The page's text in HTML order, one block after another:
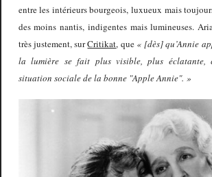
entre les intérieurs bourgeois, luxueux mais
des moins nantis, indigentes mais lumineuses.
très justement, surCritikat, que « [dès] qu’Annie
la lumière se fait plus visible, plus éclatante,
situation sociale de la bonne "Apple Annie". »